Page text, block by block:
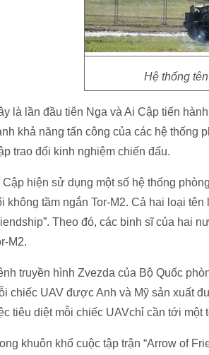
Hệ thống
là lần đầu tiên Nga và Ai Cập tiến
khả năng tấn công của các hệ thống
trao đổi kinh nghiệm chiến đấu.
Cập hiện sử dụng một số hệ thống
không tầm ngắn Tor-M2. Cả hai loại
Theo đó, các binh sĩ của hai
M2.
truyền hình Zvezda của Bộ Quốc
chiếc UAV được Anh và Mỹ sản xuất
tiêu diệt mỗi chiếc UAVchỉ cần tới một
khuôn khổ cuộc tập trận “Arrow of